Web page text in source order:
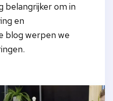
belangrijker om in
en
blog werpen we